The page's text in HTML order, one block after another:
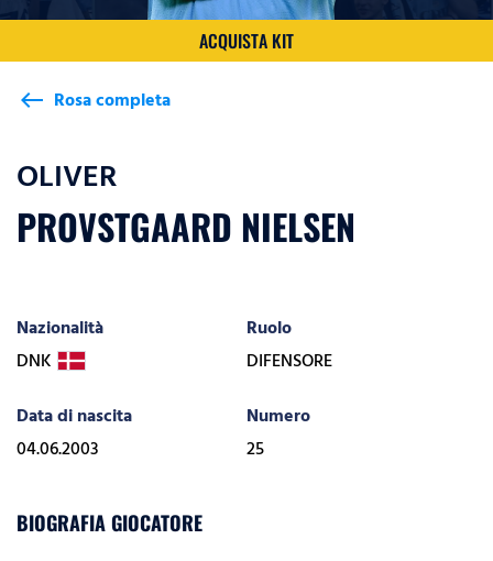
ACQUISTA KIT
west Rosa completa
OLIVER
PROVSTGAARD NIELSEN
Nazionalità
DNK
Data di nascita
04.06.2003
Ruolo
DIFENSORE
Numero
25
BIOGRAFIA GIOCATORE